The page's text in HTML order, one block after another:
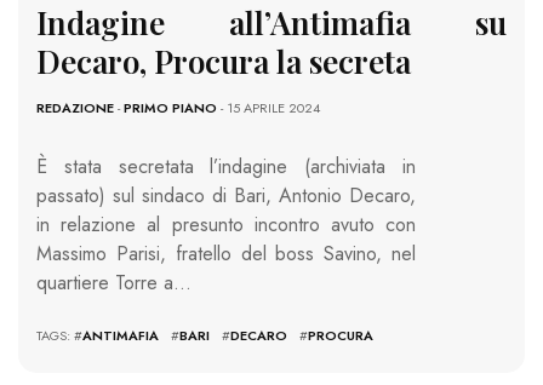
Indagine all’Antimafia su
Decaro, Procura la secreta
REDAZIONE-PRIMO PIANO - 15 APRILE 2024
È stata secretata l’indagine (archiviata in
passato) sul sindaco di Bari, Antonio Decaro,
in relazione al presunto incontro avuto con
Massimo Parisi, fratello del boss Savino, nel
quartiere Torre a…
TAGS: #ANTIMAFIA #BARI #DECARO #PROCURA